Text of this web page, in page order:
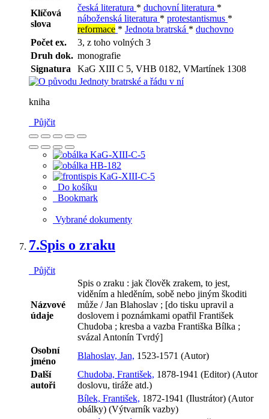
Klíčová
slova
česká literatura * duchovní literatura *
náboženská literatura * protestantismus *
reformace * Jednota bratrská * duchovno
Počet ex.
3, z toho volných 3
Druh dok. monografie
Signatura
KaG XIII C 5, VHB 0182, VMartínek 1308
kniha
Půjčit
Do košíku
Bookmark
Vybrané dokumenty
7.Spis o zraku
Půjčit
Názvové
údaje
Spis o zraku : jak člověk zrakem, to jest,
viděním a hleděním, sobě nebo jiným škoditi
může / Jan Blahoslav ; [do tisku upravil a
doslovem i poznámkami opatřil František
Chudoba ; kresba a vazba Františka Bílka ;
svázal Antonín Tvrdý]
Osobní
jméno
Blahoslav, Jan, 1523-1571 (Autor)
Další
autoři
Chudoba, František, 1878-1941 (Editor) (Autor
doslovu, tiráže atd.)
Bílek, František, 1872-1941 (Ilustrátor) (Autor
obálky) (Výtvarník vazby)